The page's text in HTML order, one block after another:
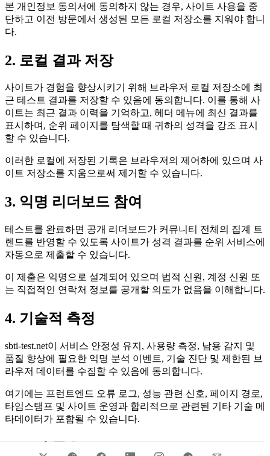
본 개인정보 동의서에 동의하지 않는 경우, 사이트 사용을 중
단하고 이전 방문에서 생성된 모든 로컬 저장소를 지워야 합니
다.
2. 로컬 결과 저장
사이트가 경험을 향상시키기 위해 브라우저 로컬 저장소에 최
근 테스트 결과를 저장할 수 있음에 동의합니다. 이를 통해 사
이트는 최근 결과 이력을 기억하고, 헤더 메뉴에 최신 결과를
표시하며, 순위 페이지를 탐색할 때 귀하의 성격을 강조 표시
할 수 있습니다.
이러한 로컬에 저장된 기록은 브라우저의 제어하에 있으며 사
이트 저장소를 지움으로써 제거할 수 있습니다.
3. 익명 리더보드 참여
테스트를 완료하면 공개 리더보드가 커뮤니티 전체의 집계 트
렌드를 반영할 수 있도록 사이트가 성격 결과를 순위 서비스에
자동으로 제출할 수 있습니다.
이 제출은 익명으로 설계되어 있으며 법적 신원, 계정 신원 또
는 직접적인 연락처 정보를 공개할 의도가 없음을 이해합니다.
4. 기술적 측정
sbti-test.net이 서비스 안정성 유지, 사용량 측정, 남용 감지 및
품질 향상에 필요한 익명 분석 이벤트, 기술 진단 및 제한된 브
라우저 데이터를 수집할 수 있음에 동의합니다.
여기에는 프런트엔드 오류 로그, 성능 관련 신호, 페이지 경로,
타임스탬프 및 사이트 운영과 합리적으로 관련된 기타 기술 메
타데이터가 포함될 수 있습니다.
5. 소셜 공유